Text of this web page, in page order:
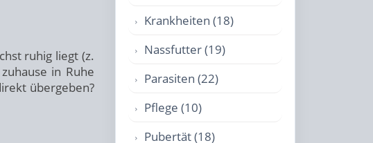
ruhig liegt (z.
in Ruhe
übergeben?
Krankheiten (18)
Nassfutter (19)
Parasiten (22)
Pflege (10)
Pubertät (18)